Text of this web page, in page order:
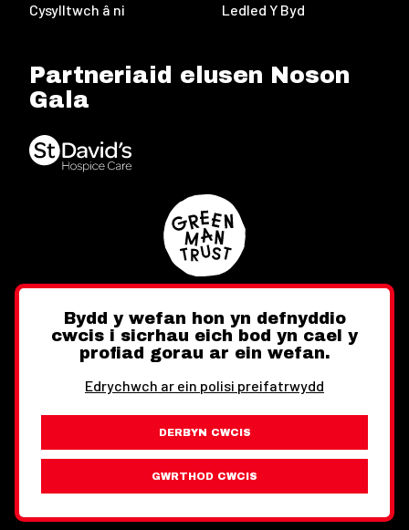
Cysylltwch â ni Ledled Y Byd
Partneriaid elusen Noson
Gala
Twitter FacebookInstagram
Ewch i'r Wefan Toward
Gwybodaeth Cyfreithiol
Wythnos Cymru Llundain © Hawlfraint 2026
Bydd y wefan hon yn defnyddio
cwcis i sicrhau eich bod yn cael y
profiad gorau ar ein wefan.
Edrychwch ar ein polisi preifatrwydd
DERBYN CWCIS
GWRTHOD CWCIS